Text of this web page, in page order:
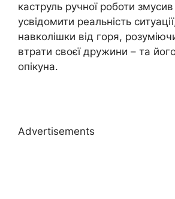
каструль ручної роботи змусив
усвідомити реальність
навколішки від горя,
втрати своєї дружини – та
опікуна.
Advertisements